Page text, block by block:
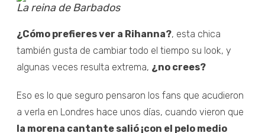
La reina de Barbados
¿Cómo prefieres ver a Rihanna?, esta chica
también gusta de cambiar todo el tiempo su look, y
algunas veces resulta extrema, ¿no crees?
Eso es lo que seguro pensaron los fans que acudieron
a verla en Londres hace unos días, cuando vieron que
la morena cantante salió ¡con el pelo medio